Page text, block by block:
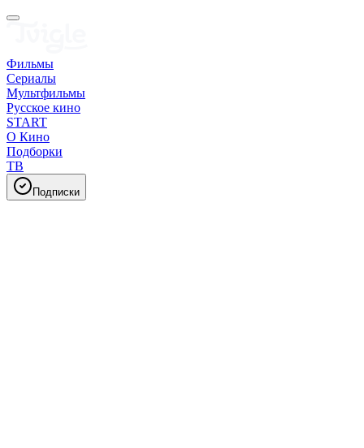
Фильмы
Сериалы
Мультфильмы
Русское кино
START
О Кино
Подборки
ТВ
Подписки